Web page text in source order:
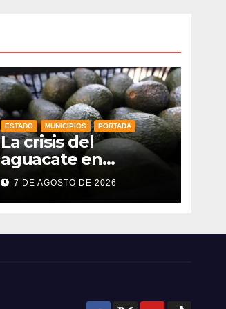
ESTADO MUNICIPIOS PORTADA
La crisis del
aguacate en
Michoacán golpea
también a
7 DE AGOSTO DE 2026